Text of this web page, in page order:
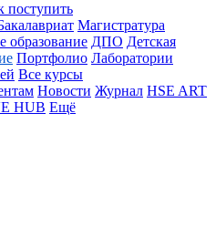
поступить
Магистратура
образование ДПО Детская
Портфолио Лаборатории
Все курсы
Новости Журнал HSE ART
HUB Ещё